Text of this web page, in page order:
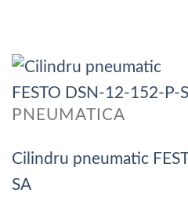
PNEUMATICA
Cilindru pneumatic
SA